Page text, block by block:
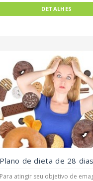
DETALHES
Plano de dieta de 28 dias
Para atingir seu objetivo de